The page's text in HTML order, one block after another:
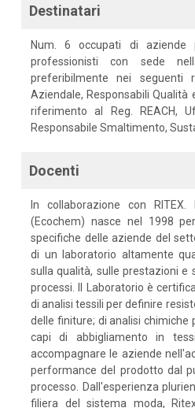
Destinatari
Num. 6 occupati di
professionisti con sede
preferibilmente nei seguenti
Aziendale, Responsabili
riferimento al Reg. REACH,
Responsabile Smaltimento,
Docenti
In collaborazione con
(Ecochem) nasce nel 1998
specifiche delle aziende del
di un laboratorio altamente
sulla qualità, sulle prestazioni e
processi. Il Laboratorio è
di analisi tessili per definire
delle finiture; di analisi chimiche
capi di abbigliamento in
accompagnare le aziende
performance del prodotto dal
processo. Dall'esperienza
filiera del sistema moda,